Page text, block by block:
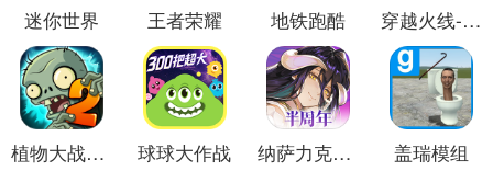
迷你世界 王者荣耀 地铁跑酷 穿越火线-枪战王者
植物大战僵尸2 球球大作战 纳萨力克之王 盖瑞模组